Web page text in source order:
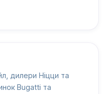
дилери Ніцци та
Bugatti та